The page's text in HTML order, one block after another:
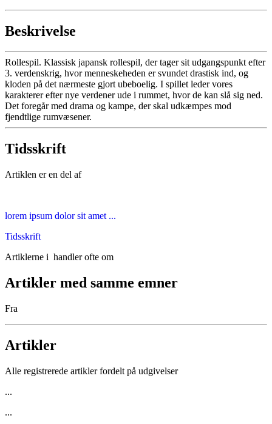
Beskrivelse
Rollespil. Klassisk japansk rollespil, der tager sit udgangspunkt efter
3. verdenskrig, hvor menneskeheden er svundet drastisk ind, og
kloden på det nærmeste gjort ubeboelig. I spillet leder vores
karakterer efter nye verdener ude i rummet, hvor de kan slå sig ned.
Det foregår med drama og kampe, der skal udkæmpes mod
fjendtlige rumvæsener.
Tidsskrift
Artiklen er en del af
lorem ipsum dolor sit amet ...
Tidsskrift
Artiklerne i handler ofte om
Artikler med samme emner
Fra
Artikler
Alle registrerede artikler fordelt på udgivelser
...
...